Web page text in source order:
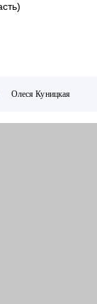
Олеся Куницкая